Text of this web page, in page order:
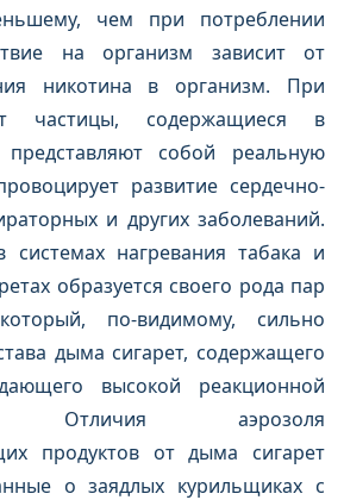
чем при потреблении
на организм зависит от
никотина в организм. При
частицы, содержащиеся в
собой реальную
развитие сердечно-
и других заболеваний.
нагревания табака и
образуется своего рода пар
по-видимому, сильно
дыма сигарет, содержащего
высокой реакционной
Отличия аэрозоля
продуктов от дыма сигарет
о заядлых курильщиках с